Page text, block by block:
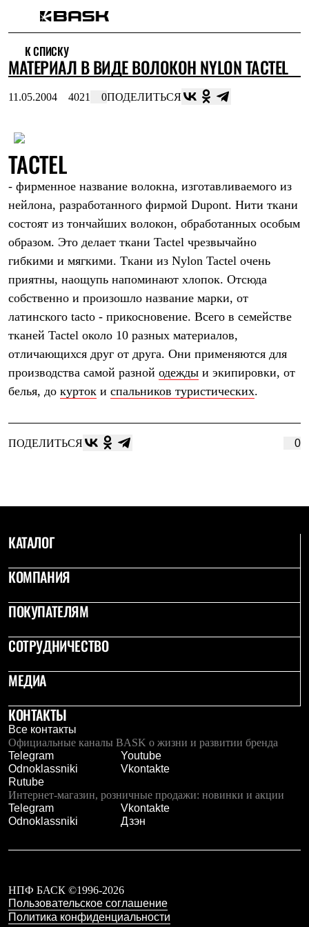
Интернет-магазин
Мужская одежда
Утепленная пухом
Куртки
Брюки
Комбинезоны
Утепленная синтетикой
Куртки
Брюки
Штормовая одежда
Куртки
Брюки
Софтшелл одежда
Куртки
Брюки
Флисовая одежда
Брюки
Жилеты
Термобелье
Среднее термобелье
Легкое термобелье
Футболки
Рубашки
Женская одежда
Брюки
Штормовая одежда
Софтшелл одежда
Брюки
Лёгкая одежда
Футболки
Толстовки
Термобелье
Среднее термобелье
Легкое термобелье
Флисовая одежда
Куртки
Брюки
Детская одежда
Утепленная пухом
Комбинезоны
Куртки
Брюки
Комбинезоны
Лёгкая одежда
Футболки
Толстовки
К СПИСКУ
МАТЕРИАЛ В ВИДЕ ВОЛОКОН NYLON TACTEL
11.05.2004 4021 0ПОДЕЛИТЬСЯ
TACTEL
- фирменное название волокна, изготавливаемого из
нейлона, разработанного фирмой Dupont. Нити ткани
состоят из тончайших волокон, обработанных особым
образом. Это делает ткани Tactel чрезвычайно
гибкими и мягкими. Ткани из Nylon Tactel очень
приятны, наощупь напоминают хлопок. Отсюда
собственно и произошло название марки, от
латинского tacto - прикосновение. Всего в семействе
тканей Tactel около 10 разных материалов,
отличающихся друг от друга. Они применяются для
производства самой разной одежды и экипировки, от
белья, до курток и спальников туристических.
ПОДЕЛИТЬСЯ 0
КАТАЛОГ
КОМПАНИЯ
ПОКУПАТЕЛЯМ
СОТРУДНИЧЕСТВО
МЕДИА
КОНТАКТЫ
Все контакты
Официальные каналы BASK о жизни и развитии бренда
Telegram
Youtube
Odnoklassniki
Vkontakte
Rutube
Интернет-магазин, розничные продажи: новинки и акции
Telegram
Vkontakte
Odnoklassniki
Дзэн
НПФ БАСК ©1996-2026
Пользовательское соглашение
Политика конфиденциальности